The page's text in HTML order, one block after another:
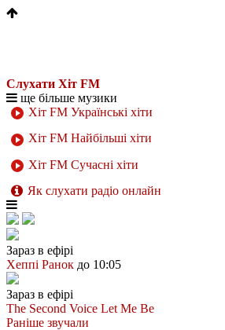
Слухати Хіт FM
ще більше музики
Хіт FM Українські хіти
Хіт FM Найбільші хіти
Хіт FM Сучасні хіти
Як слухати радіо онлайн
Зараз в ефірі
Хеппі Ранок до 10:05
Зараз в ефірі
The Second Voice Let Me Be
Раніше звучали